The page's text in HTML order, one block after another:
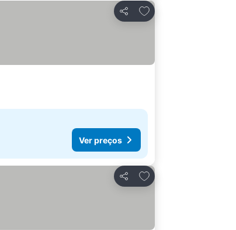
Partilhar
Adicionar aos favoritos
Ver preços
Partilhar
Adicionar aos favoritos